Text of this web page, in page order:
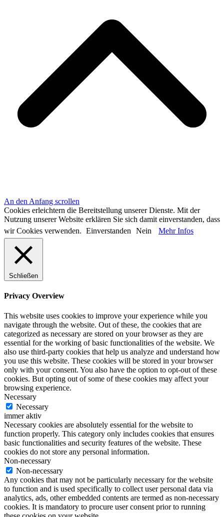
An den Anfang scrollen
Cookies erleichtern die Bereitstellung unserer Dienste. Mit der
Nutzung unserer Website erklären Sie sich damit einverstanden, dass
wir Cookies verwenden. Einverstanden Nein Mehr Infos
Schließen
Privacy Overview
This website uses cookies to improve your experience while you
navigate through the website. Out of these, the cookies that are
categorized as necessary are stored on your browser as they are
essential for the working of basic functionalities of the website. We
also use third-party cookies that help us analyze and understand how
you use this website. These cookies will be stored in your browser
only with your consent. You also have the option to opt-out of these
cookies. But opting out of some of these cookies may affect your
browsing experience.
Necessary
Necessary
immer aktiv
Necessary cookies are absolutely essential for the website to
function properly. This category only includes cookies that ensures
basic functionalities and security features of the website. These
cookies do not store any personal information.
Non-necessary
Non-necessary
Any cookies that may not be particularly necessary for the website
to function and is used specifically to collect user personal data via
analytics, ads, other embedded contents are termed as non-necessary
cookies. It is mandatory to procure user consent prior to running